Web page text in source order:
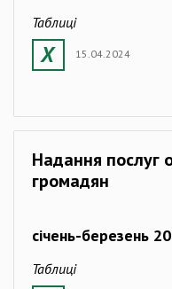
Таблиці
15.04.2024
Надання послуг
громадян
січень-березень
Таблиці